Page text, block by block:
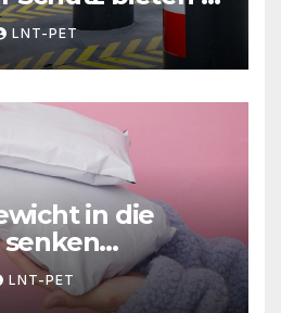
definiert
LNT-PET
in die
Ihre
Effizienz
LNT-PET